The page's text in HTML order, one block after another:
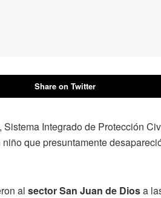
Share on Twitter
Integrado de Protección
que presuntamente
al sector San Juan de Diosa